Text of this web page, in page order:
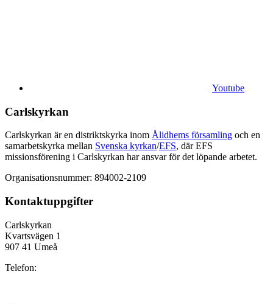
Youtube
Carlskyrkan
Carlskyrkan är en distriktskyrka inom Ålidhems församling och en
samarbetskyrka mellan Svenska kyrkan/EFS, där EFS
missionsförening i Carlskyrkan har ansvar för det löpande arbetet.
Organisationsnummer: 894002-2109
Kontaktuppgifter
Carlskyrkan
Kvartsvägen 1
907 41 Umeå
Telefon: